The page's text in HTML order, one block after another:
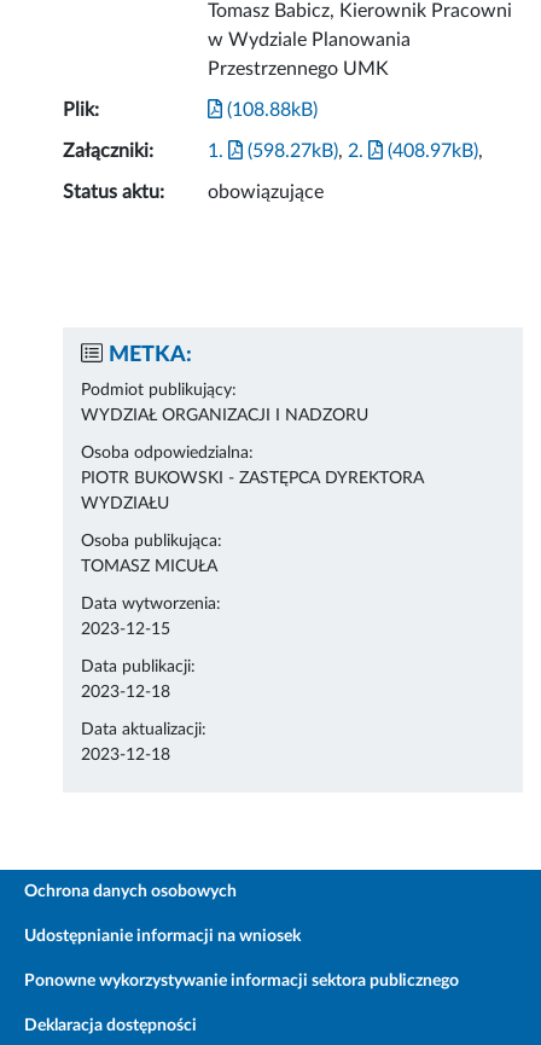
Tomasz Babicz, Kierownik Pracowni
w Wydziale Planowania
Przestrzennego UMK
Plik: (108.88kB)
Załączniki: 1. (598.27kB), 2. (408.97kB),
Status aktu: obowiązujące
METKA:
Podmiot publikujący:
WYDZIAŁ ORGANIZACJI I NADZORU
Osoba odpowiedzialna:
PIOTR BUKOWSKI - ZASTĘPCA DYREKTORA
WYDZIAŁU
Osoba publikująca:
TOMASZ MICUŁA
Data wytworzenia:
2023-12-15
Data publikacji:
2023-12-18
Data aktualizacji:
2023-12-18
Ochrona danych osobowych
Udostępnianie informacji na wniosek
Ponowne wykorzystywanie informacji sektora publicznego
Deklaracja dostępności